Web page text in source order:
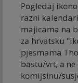
Pogledaj
razni
majicama na
za hrvatsku
pjesmama
bastu/vrt, a
komijsinu/